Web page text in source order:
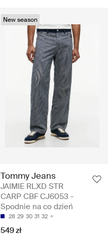
New season
Tommy Jeans
JAIMIE RLXD STR
CARP CBF CJ6053 -
Spodnie na co dzień
28 29 30 31 32
549 zł